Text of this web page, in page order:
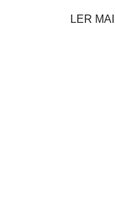
LER